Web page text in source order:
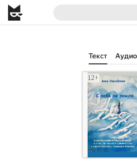
Текст Аудио